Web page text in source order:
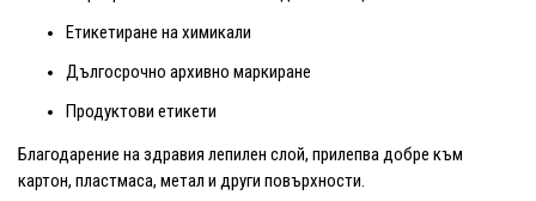
Етикетиране на химикали
Дългосрочно архивно маркиране
Продуктови етикети
Благодарение на здравия лепилен слой, прилепва добре към
картон, пластмаса, метал и други повърхности.